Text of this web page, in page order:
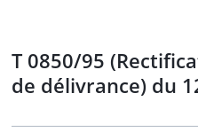
T 0850/95
de délivrance) du